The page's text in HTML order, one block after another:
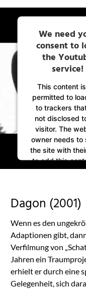
We need
consent to
the
service!
This content
permitted to
to trackers
not disclosed
visitor. The
owner needs to
the site with
to add this
the list of
Usercentrics
Platform
Dagon (2001)
Wenn es den
Adaptionen gibt,
Verfilmung von
Jahren ein
erhielt er durch eine
Gelegenheit, sich